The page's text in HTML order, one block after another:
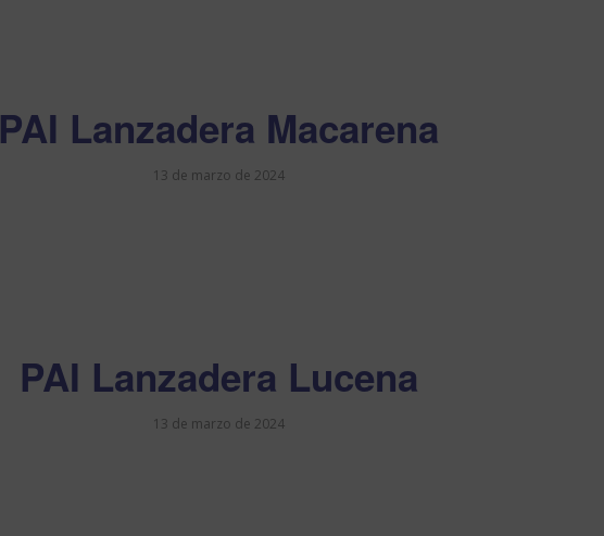
PAI Lanzadera Macarena
13 de marzo de 2024
PAI Lanzadera Lucena
13 de marzo de 2024